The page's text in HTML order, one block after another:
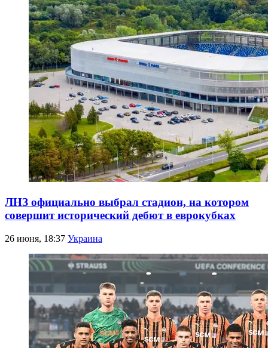
ЛНЗ официально выбрал стадион, на котором
совершит исторический дебют в еврокубках
26 июня, 18:37 Украина